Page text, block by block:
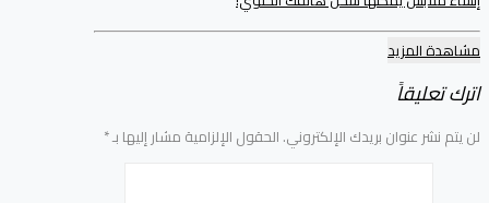
مشاهدة المزيد
اترك تعليقاً
لن يتم نشر عنوان بريدك الإلكتروني. الحقول الإلزامية مشار إليها بـ*